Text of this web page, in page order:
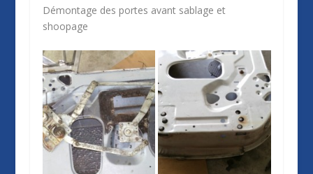
Démontage des portes avant sablage et
shoopage